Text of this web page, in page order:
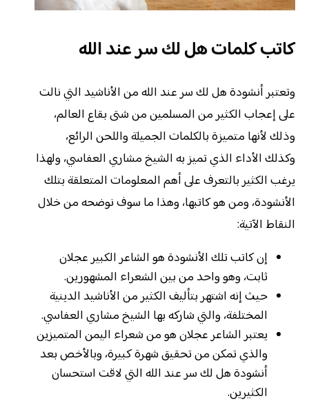
كاتب كلمات هل لك سر عند الله
وتعتبر أنشودة هل لك سر عند الله من الأناشيد التي نالت
على إعجاب الكثير من المسلمين من شتى بقاع العالم،
وذلك لأنها متميزة بالكلمات الجميلة واللحن الرائع،
وكذلك الأداء الذي تميز به الشيخ مشاري العفاسي، ولهذا
يرغب الكثير بالتعرف على أهم المعلومات المتعلقة بتلك
الأنشودة، ومن هو كاتبها، وهذا ما سوف نوضحه من خلال
النقاط الآتية:
إن كاتب تلك الأنشودة هو الشاعر الكبير عجلان
ثابت، وهو واحد من بين الشعراء المشهورين.
حيث إنه اشتهر بتأليف الكثير من الأناشيد الدينية
المختلفة، والتي شاركه بها الشيخ مشاري العفاسي.
يعتبر الشاعر عجلان هو من شعراء اليمن المتميزين
والذي تمكن من تحقيق شهرة كبيرة، وبالأخص بعد
أنشودة هل لك سر عند الله التي لاقت استحسان
الكثيرين.